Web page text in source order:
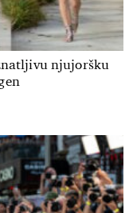
njujoršku